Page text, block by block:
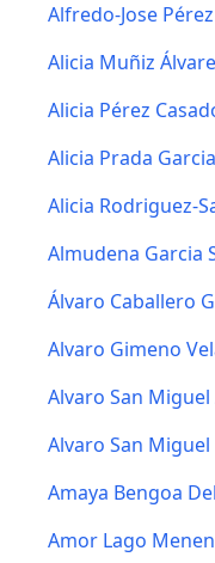
Alfredo-Jose
Alicia Muñiz
Alicia Pérez
Alicia Prada Garcia
Alicia Rodriguez-
Almudena Garcia
Álvaro Caballero
Alvaro Gimeno
Alvaro San
Alvaro San
Amaya Bengoa
Amor Lago